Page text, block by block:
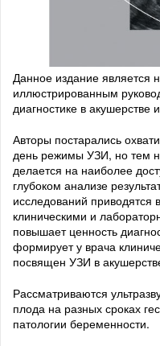
Данное издание является
иллюстрированным
диагностике в акушерстве
Авторы постарались
день режимы УЗИ, но тем
делается на наиболее
глубоком анализе
исследований приводятся
клиническими и
повышает ценность
формирует у врача
посвящен УЗИ в
Рассматриваются
плода на разных сроках
патологии беременности.